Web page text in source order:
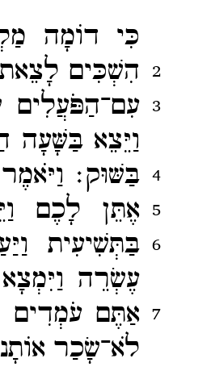
כִּי דוֹמָה
הִשְׁכִּים 2
עִם־​הַפֹּעֲלִים 3
וַיֵּצֵא בַּשָּׁעָה
בַּשּׁוּק׃ 4
אֶתֵּן לָכֶם 5
בַּתְּשִׁיעִית 6
עֶשְׂרֵה
אַתֶּם עֹמְדִים 7
לֹא־​שָׂכַר